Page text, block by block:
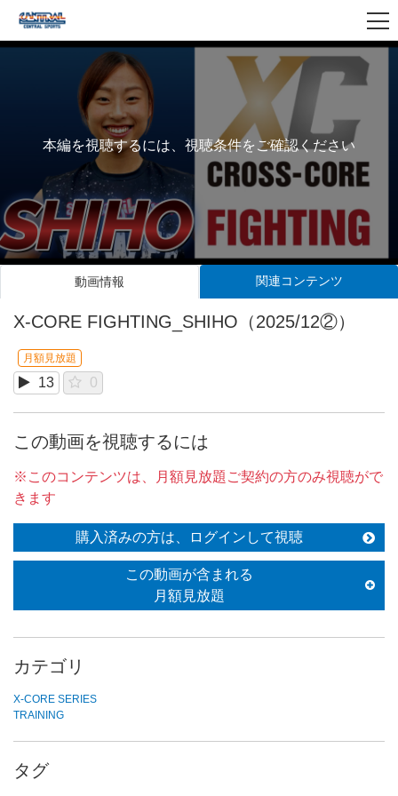
本編を視聴するには、視聴条件をご確認ください
動画情報 関連コンテンツ
X-CORE FIGHTING_SHIHO（2025/12②）
月額見放題
13 0
この動画を視聴するには
※このコンテンツは、月額見放題ご契約の方のみ視聴がで
きます
購入済みの方は、ログインして視聴
この動画が含まれる
月額見放題
カテゴリ
X-CORE SERIES
TRAINING
タグ